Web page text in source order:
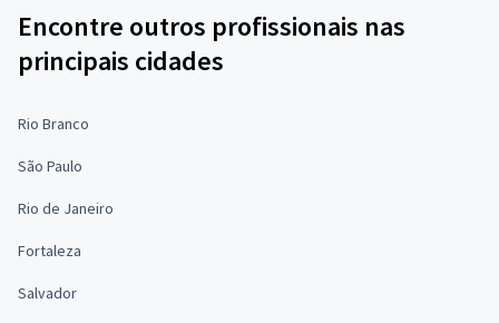
Encontre outros profissionais nas
principais cidades
Rio Branco
São Paulo
Rio de Janeiro
Fortaleza
Salvador